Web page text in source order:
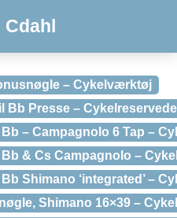
Cdahl
– Cykelværktøj
Bb Presse –
– Campagnolo 6 Tap –
& Cs Campagnolo –
Shimano ‘integrated’ –
Shimano 16×39 –